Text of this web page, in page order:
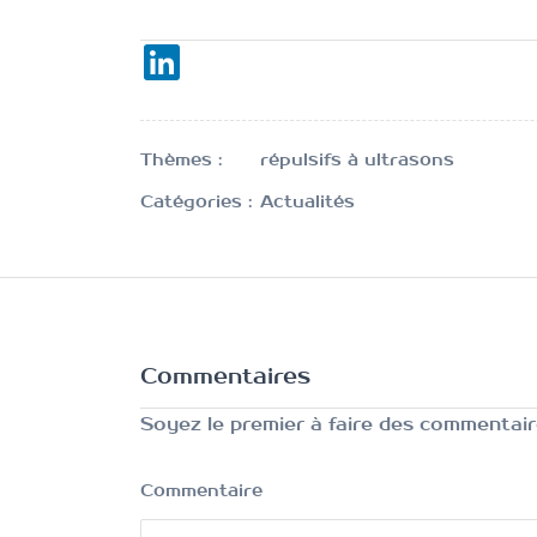
Thèmes : répulsifs à ultrasons
Catégories : Actualités
Commentaires
Soyez le premier à faire des
Commentaire